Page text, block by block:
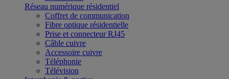
Réseau numérique résidentiel
Coffret de communication
Fibre optique résidentielle
Prise et connecteur RJ45
Câble cuivre
Accessoire cuivre
Téléphonie
Télévision